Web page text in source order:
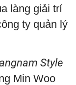
làng giải trí
ty quản lý
Style
Min Woo